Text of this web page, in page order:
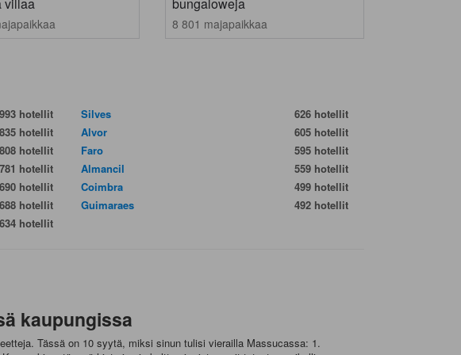
villaa bungaloweja
8 801 majapaikkaa
993 hotellit
835 hotellit
808 hotellit
781 hotellit
690 hotellit
688 hotellit
634 hotellit
Silves
626 hotellit
Alvor
605 hotellit
Faro
595 hotellit
Almancil
559 hotellit
Coimbra
499 hotellit
Guimaraes
492 hotellit
kaupungissa
Tässä on 10 syytä, miksi sinun tulisi vierailla Massucassa: 1.